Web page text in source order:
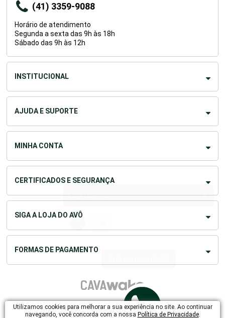
Loja do Avô ×
(41) 3359-9088
Horário de atendimento
Segunda a sexta das 9h às 18h
Sábado das 9h às 12h
INSTITUCIONAL
AJUDA E SUPORTE
MINHA CONTA
CERTIFICADOS E SEGURANÇA
SIGA A LOJA DO AVÔ
FORMAS DE PAGAMENTO
LOJA DO AVO COMERCIO DE PRODUTOS ESPECIALIZADOS PARA TERCEIRA
IDADE LTDA - 11.977.828/0001-10 Rua Rocha Pombo, 81 - Juvevê - Curitiba/PR
Utilizamos cookies para melhorar a sua experiência no site. Ao continuar
navegando, você concorda com a nossa Política de Privacidade.